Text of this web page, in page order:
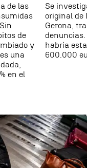
de las
de
y
una
en el
Se
original de
Gerona,
habría
600.000